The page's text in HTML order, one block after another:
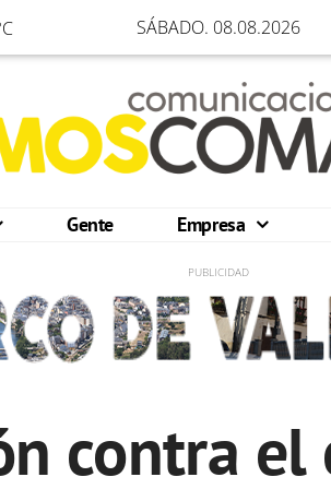
SÁBADO. 08.08.2026
Gente Empresa
contra el